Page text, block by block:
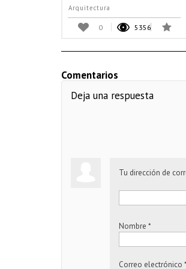
Arquitectura
0 5356
Comentarios
Deja una respuesta
Tu dirección de
Nombre *
Correo electrónico *